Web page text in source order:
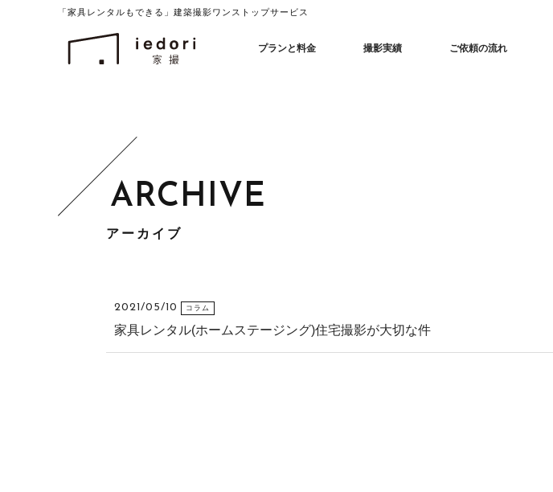
「家具レンタルもできる」建築撮影ワンストップサービス
プランと料金 撮影実績 ご依頼の流れ
アーカイブ
2021/05/10 コラム
家具レンタル(ホームステージング)住宅撮影が大切な件